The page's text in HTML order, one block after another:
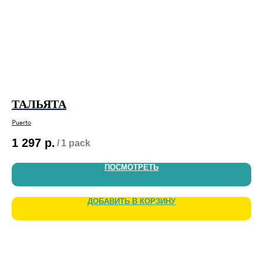
ТАЛЬЯТА
Puerto
1 297 р. / 1 pack
ПОСМОТРЕТЬ
ДОБАВИТЬ В КОРЗИНУ